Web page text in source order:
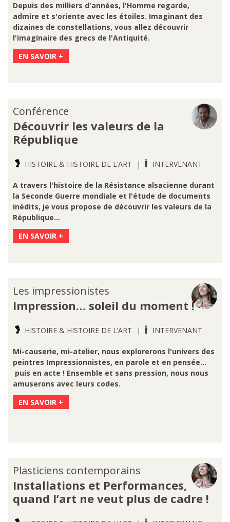
Depuis des milliers d'années, l'Homme regarde,
admire et s'oriente avec les étoiles. Imaginant des
dizaines de constellations, vous allez découvrir
l'imaginaire des grecs de l'Antiquité.
EN SAVOIR +
Conférence
Découvrir les valeurs de la
République
HISTOIRE & HISTOIRE DE L’ART INTERVENANT
A travers l'histoire de la Résistance alsacienne durant
la Seconde Guerre mondiale et l'étude de documents
inédits, je vous propose de découvrir les valeurs de la
République...
EN SAVOIR +
Les impressionistes
Impression… soleil du moment !
HISTOIRE & HISTOIRE DE L’ART INTERVENANT
Mi-causerie, mi-atelier, nous explorerons l'univers des
peintres Impressionnistes, en parole et en pensée...
puis en acte ! Ensemble et sans pression, nous nous
amuserons avec leurs codes.
EN SAVOIR +
Plasticiens contemporains
Installations et Performances,
quand l’art ne veut plus de cadre !